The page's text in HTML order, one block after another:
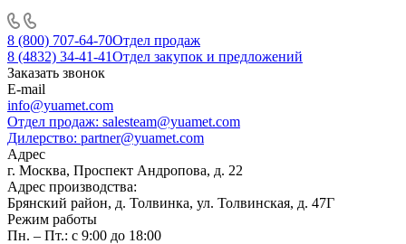
8 (800) 707-64-70Отдел продаж
8 (4832) 34-41-41Отдел закупок и предложений
Заказать звонок
E-mail
info@yuamet.com
Отдел продаж: salesteam@yuamet.com
Дилерство: partner@yuamet.com
Адрес
г. Москва, Проспект Андропова, д. 22
Адрес производства:
Брянский район, д. Толвинка, ул. Толвинская, д. 47Г
Режим работы
Пн. – Пт.: с 9:00 до 18:00